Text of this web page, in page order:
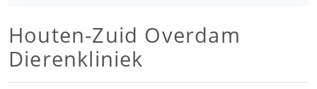
Houten-Zuid Overdam
Dierenkliniek